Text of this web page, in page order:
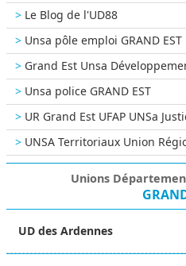
Le Blog de l'UD88
Unsa pôle emploi GRAND EST
Grand Est Unsa
Unsa police GRAND EST
UR Grand Est UFAP UNSa
UNSA Territoriaux Union
Unions
UD des Ardennes